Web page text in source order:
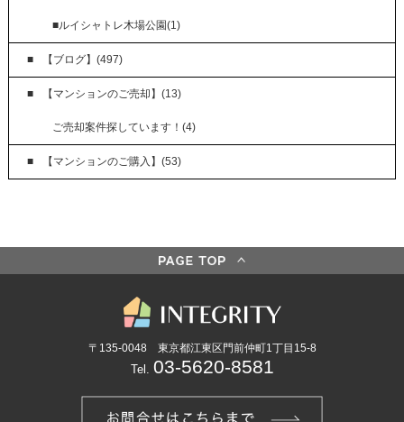
■ルイシャトレ木場公園(1)
【ブログ】(497)
【マンションのご売却】(13)
ご売却案件探しています！(4)
【マンションのご購入】(53)
〒135-0048 東京都江東区門前仲町1丁目15-8
Tel. 03-5620-8581